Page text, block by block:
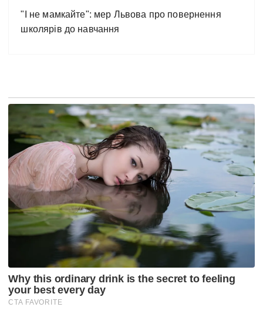
"І не мамкайте": мер Львова про повернення
школярів до навчання